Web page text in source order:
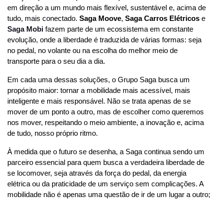
em direção a um mundo mais flexível, sustentável e, acima de
tudo, mais conectado. Saga Moove, Saga Carros Elétricos
Saga Mobi fazem parte de um ecossistema em constante
evolução, onde a liberdade é traduzida de várias formas: seja
no pedal, no volante ou na escolha do melhor meio de
transporte para o seu dia a dia.
Em cada uma dessas soluções, o Grupo Saga busca um
propósito maior: tornar a mobilidade mais acessível, mais
inteligente e mais responsável. Não se trata apenas de se
mover de um ponto a outro, mas de escolher como queremos
nos mover, respeitando o meio ambiente, a inovação e, acima
de tudo, nosso próprio ritmo.
À medida que o futuro se desenha, a Saga continua sendo um
parceiro essencial para quem busca a verdadeira liberdade de
se locomover, seja através da força do pedal, da energia
elétrica ou da praticidade de um serviço sem complicações. A
mobilidade não é apenas uma questão de ir de um lugar a outro;